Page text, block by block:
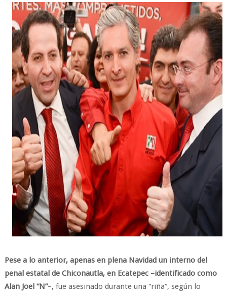
Pese a lo anterior, apenas en plena Navidad un interno del
penal estatal de Chiconautla, en Ecatepec –identificado como
Alan Joel “N”–, fue asesinado durante una “riña”, según lo